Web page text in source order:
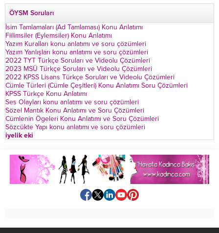
ÖYSM Soruları
İsim Tamlamaları (Ad Tamlaması) Konu Anlatımı
Fiilimsiler (Eylemsiler) Konu Anlatımı
Yazım Kuralları konu anlatımı ve soru çözümleri
Yazım Yanlışları konu anlatımı ve soru çözümleri
2022 TYT Türkçe Soruları ve Videolu Çözümleri
2023 MSÜ Türkçe Soruları ve Videolu Çözümleri
2022 KPSS Lisans Türkçe Soruları ve Videolu Çözümleri
Cümle Türleri (Cümle Çeşitleri) Konu Anlatımı Soru Çözümleri
KPSS Türkçe Konu Anlatımı
Ses Olayları konu anlatımı ve soru çözümleri
Sözel Mantık Konu Anlatımı ve Soru Çözümleri
Cümlenin Ögeleri Konu Anlatımı ve Soru Çözümleri
Sözcükte Yapı konu anlatımı ve soru çözümleri
iyelik eki